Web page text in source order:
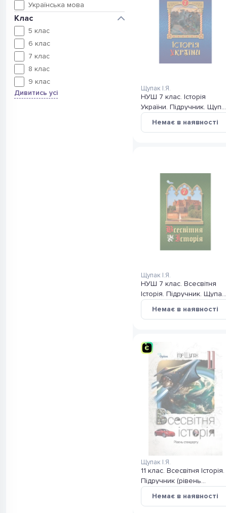
Українська мова
Клас
5 клас
6 клас
7 клас
8 клас
9 клас
Дивитись усі
Щупак І.Я.
НУШ 7 клас. Історія
України. Підручник. Щупак
І. Я.
Немає в наявності
Щупак І.Я.
НУШ 7 клас. Всесвітня
Історія. Підручник. Щупак
І. Я.
Немає в наявності
Щупак І.Я.
11 клас. Всесвітня Історія.
Підручник (рівень
стандарту). Щупак І. Я.
Немає в наявності